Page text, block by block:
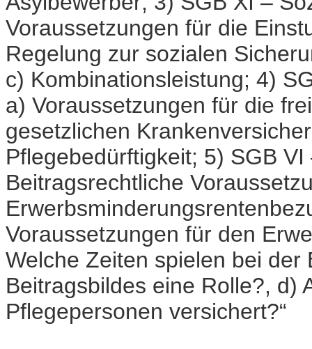
Voraussetzungen für die
Regelung zur sozialen
c) Kombinationsleistung; 4)
a) Voraussetzungen für die
gesetzlichen
Pflegebedürftigkeit; 5) SGB
Beitragsrechtliche
Voraussetzungen für den
Welche Zeiten spielen bei
Beitragsbildes eine Rolle?, d)
Pflegepersonen versichert?“